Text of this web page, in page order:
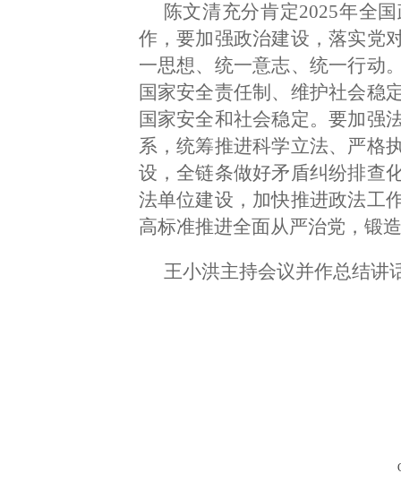
陈文清充分肯定2025年全
作，要加强政治建设，落实党
一思想、统一意志、统一行动
国家安全责任制、维护社会稳
国家安全和社会稳定。要加强
系，统筹推进科学立法、严格
设，全链条做好矛盾纠纷排查
法单位建设，加快推进政法工
高标准推进全面从严治党，锻
王小洪主持会议并作总结讲